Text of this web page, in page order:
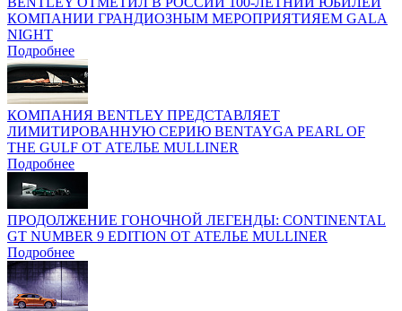
КОМПАНИИ ГРАНДИОЗНЫМ МЕРОПРИЯТИЯЕМ GALA
NIGHT
Подробнее
КОМПАНИЯ BENTLEY ПРЕДСТАВЛЯЕТ
ЛИМИТИРОВАННУЮ СЕРИЮ BENTAYGA PEARL OF
THE GULF ОТ АТЕЛЬЕ MULLINER
Подробнее
ПРОДОЛЖЕНИЕ ГОНОЧНОЙ ЛЕГЕНДЫ: CONTINENTAL
GT NUMBER 9 EDITION ОТ АТЕЛЬЕ MULLINER
Подробнее